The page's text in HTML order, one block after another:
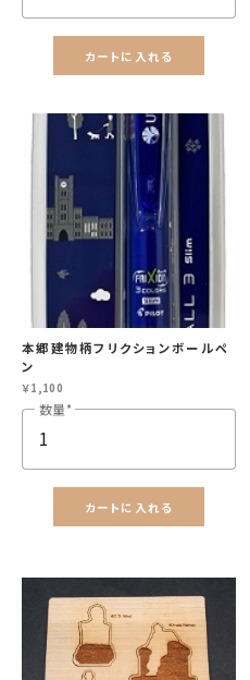
カートに入れる
本郷建物柄フリクションボールペ
ン
￥1,100
数量
カートに入れる